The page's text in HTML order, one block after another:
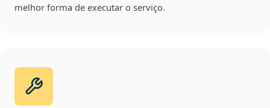
melhor forma de executar o serviço.